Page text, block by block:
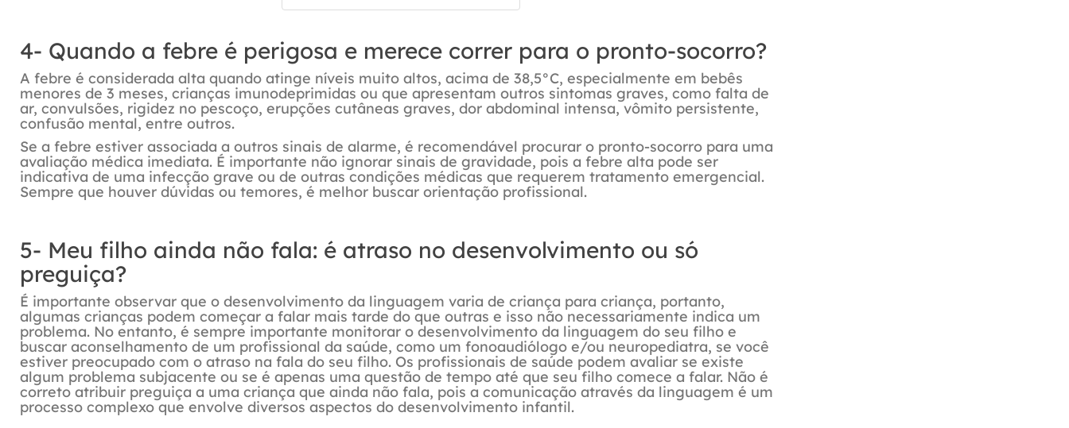
4- Quando a febre é perigosa e merece correr para o pronto-socorro?
A febre é considerada alta quando atinge níveis muito altos, acima de 38,5°C, especialmente em bebês
menores de 3 meses, crianças imunodeprimidas ou que apresentam outros sintomas graves, como falta de
ar, convulsões, rigidez no pescoço, erupções cutâneas graves, dor abdominal intensa, vômito persistente,
confusão mental, entre outros.
Se a febre estiver associada a outros sinais de alarme, é recomendável procurar o pronto-socorro para uma
avaliação médica imediata. É importante não ignorar sinais de gravidade, pois a febre alta pode ser
indicativa de uma infecção grave ou de outras condições médicas que requerem tratamento emergencial.
Sempre que houver dúvidas ou temores, é melhor buscar orientação profissional.
5- Meu filho ainda não fala: é atraso no desenvolvimento ou só
preguiça?
É importante observar que o desenvolvimento da linguagem varia de criança para criança, portanto,
algumas crianças podem começar a falar mais tarde do que outras e isso não necessariamente indica um
problema. No entanto, é sempre importante monitorar o desenvolvimento da linguagem do seu filho e
buscar aconselhamento de um profissional da saúde, como um fonoaudiólogo e/ou neuropediatra, se você
estiver preocupado com o atraso na fala do seu filho. Os profissionais de saúde podem avaliar se existe
algum problema subjacente ou se é apenas uma questão de tempo até que seu filho comece a falar. Não é
correto atribuir preguiça a uma criança que ainda não fala, pois a comunicação através da linguagem é um
processo complexo que envolve diversos aspectos do desenvolvimento infantil.